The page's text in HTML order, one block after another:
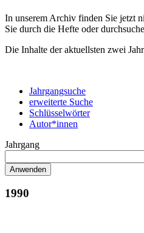
In unserem Archiv finden Sie jetzt
Sie durch die Hefte oder
Die Inhalte der aktuellsten zwei
Jahrgangsuche
erweiterte Suche
Schlüsselwörter
Autor*innen
Jahrgang
1990